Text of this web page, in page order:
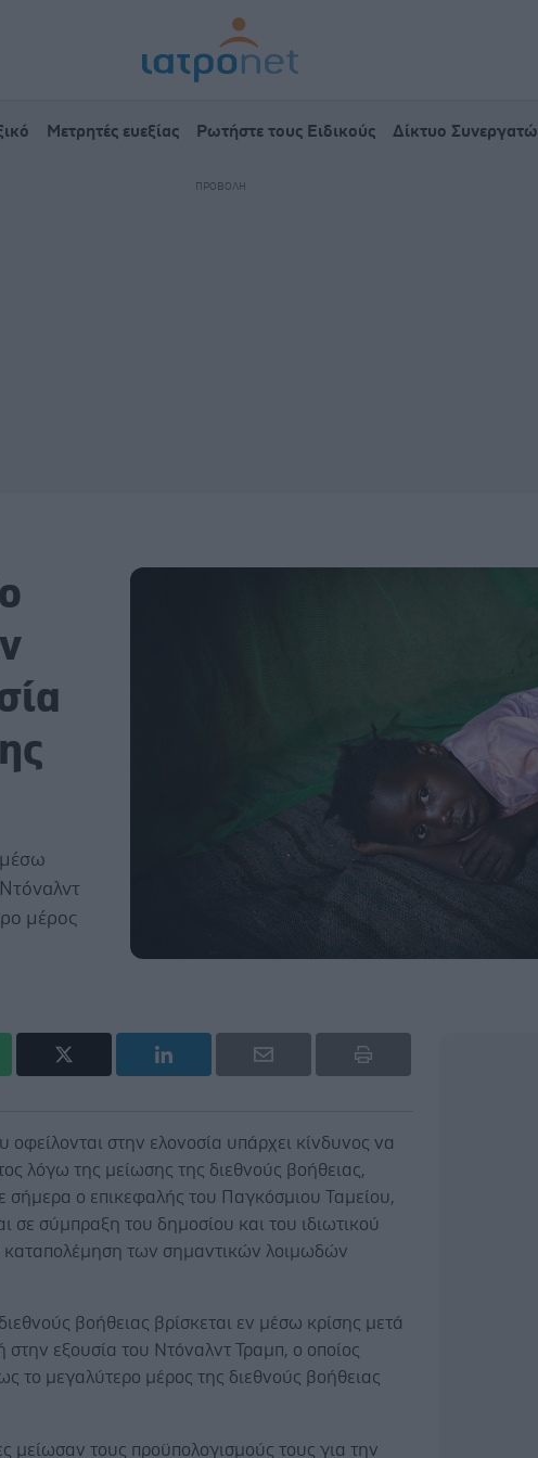
Μετρητές ευεξίας Ρωτήστε τους Ειδικούς Δίκτυο
μέσω
μέρος
οφείλονται στην ελονοσία υπάρχει κίνδυνος να
λόγω της μείωσης της διεθνούς βοήθειας,
σήμερα ο επικεφαλής του Παγκόσμιου Ταμείου,
σε σύμπραξη του δημοσίου και του ιδιωτικού
καταπολέμηση των σημαντικών λοιμωδών
βοήθειας βρίσκεται εν μέσω κρίσης μετά
στην εξουσία του Ντόναλντ Τραμπ, ο οποίος
το μεγαλύτερο μέρος της διεθνούς βοήθειας
μείωσαν τους προϋπολογισμούς τους για την